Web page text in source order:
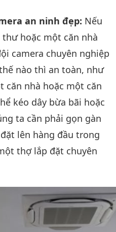
an ninh đẹp: Nếu
hoặc một căn nhà
camera chuyên nghiệp
nào thì an toàn, như
căn nhà hoặc một căn
kéo dây bừa bãi hoặc
ta cần phải gọn gàn
lên hàng đầu trong
thợ lắp đặt chuyên